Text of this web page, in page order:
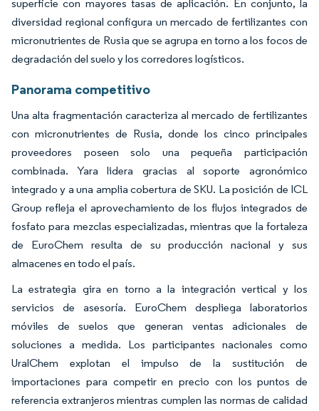
superficie con mayores tasas de aplicación. En conjunto, la
diversidad regional configura un mercado de fertilizantes con
micronutrientes de Rusia que se agrupa en torno a los focos de
degradación del suelo y los corredores logísticos.
Panorama competitivo
Una alta fragmentación caracteriza al mercado de fertilizantes
con micronutrientes de Rusia, donde los cinco principales
proveedores poseen solo una pequeña participación
combinada. Yara lidera gracias al soporte agronómico
integrado y a una amplia cobertura de SKU. La posición de ICL
Group refleja el aprovechamiento de los flujos integrados de
fosfato para mezclas especializadas, mientras que la fortaleza
de EuroChem resulta de su producción nacional y sus
almacenes en todo el país.
La estrategia gira en torno a la integración vertical y los
servicios de asesoría. EuroChem despliega laboratorios
móviles de suelos que generan ventas adicionales de
soluciones a medida. Los participantes nacionales como
UralChem explotan el impulso de la sustitución de
importaciones para competir en precio con los puntos de
referencia extranjeros mientras cumplen las normas de calidad